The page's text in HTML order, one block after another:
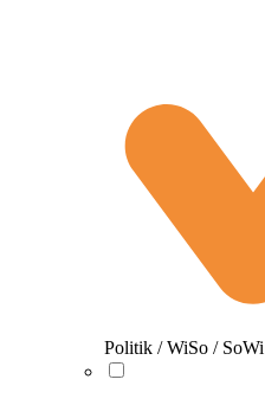
Politik / WiSo / SoWi